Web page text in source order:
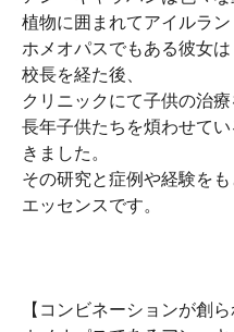
植物に囲まれてアイルラ
ホメオパスでもある彼女
校長を経た後、
クリニックにて子供の治
長年子供たちを煩わせて
きました。
その研究と症例や経験を
エッセンスです。
【コンビネーションが創ら